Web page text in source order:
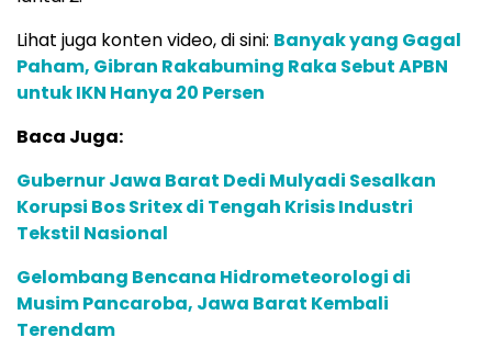
Lihat juga konten video, di sini: Banyak yang Gagal
Paham, Gibran Rakabuming Raka Sebut APBN
untuk IKN Hanya 20 Persen
Baca Juga:
Gubernur Jawa Barat Dedi Mulyadi Sesalkan
Korupsi Bos Sritex di Tengah Krisis Industri
Tekstil Nasional
Gelombang Bencana Hidrometeorologi di
Musim Pancaroba, Jawa Barat Kembali
Terendam